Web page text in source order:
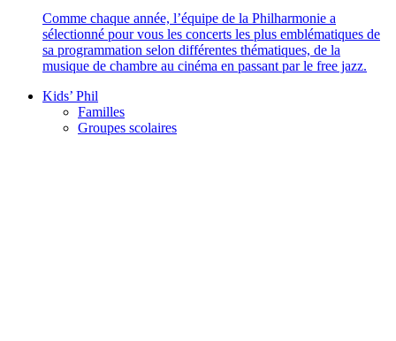
Comme chaque année, l’équipe de la Philharmonie a
sélectionné pour vous les concerts les plus emblématiques de
sa programmation selon différentes thématiques, de la
musique de chambre au cinéma en passant par le free jazz.
Kids’ Phil
Familles
Groupes scolaires